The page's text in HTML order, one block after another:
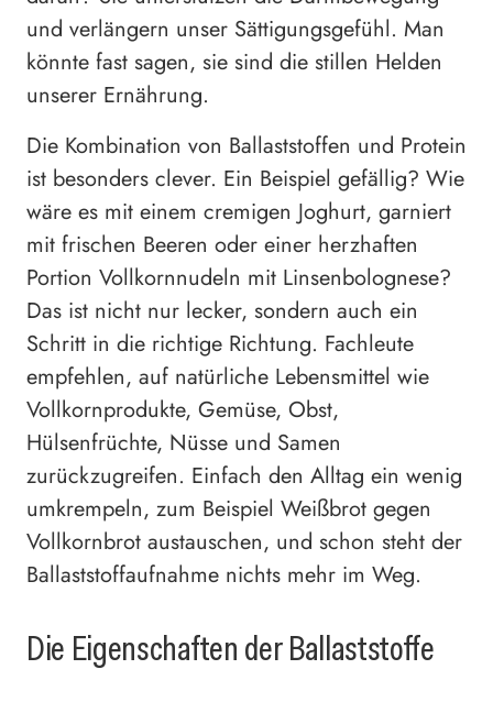
und verlängern unser Sättigungsgefühl. Man
könnte fast sagen, sie sind die stillen Helden
unserer Ernährung.
Die Kombination von Ballaststoffen und Protein
ist besonders clever. Ein Beispiel gefällig? Wie
wäre es mit einem cremigen Joghurt, garniert
mit frischen Beeren oder einer herzhaften
Portion Vollkornnudeln mit Linsenbolognese?
Das ist nicht nur lecker, sondern auch ein
Schritt in die richtige Richtung. Fachleute
empfehlen, auf natürliche Lebensmittel wie
Vollkornprodukte, Gemüse, Obst,
Hülsenfrüchte, Nüsse und Samen
zurückzugreifen. Einfach den Alltag ein wenig
umkrempeln, zum Beispiel Weißbrot gegen
Vollkornbrot austauschen, und schon steht der
Ballaststoffaufnahme nichts mehr im Weg.
Die Eigenschaften der Ballaststoffe